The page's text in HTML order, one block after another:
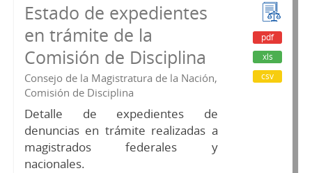
Estado de expedientes
en trámite de la
Comisión de Disciplina
Consejo de la Magistratura de la Nación,
Comisión de Disciplina
Detalle de expedientes de
denuncias en trámite realizadas a
magistrados federales y
nacionales.
pdf
xls
csv